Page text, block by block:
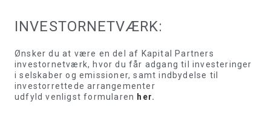
INVESTORNETVÆRK:
Ønsker du at være en del af Kapital Partners
investornetværk, hvor du får adgang til investeringer
i selskaber og emissioner, samt indbydelse til
investorrettede arrangementer
udfyld venligst formularen her.